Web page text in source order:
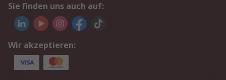
Sie finden uns auch auf:
Wir akzeptieren: